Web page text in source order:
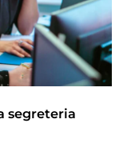
segreteria